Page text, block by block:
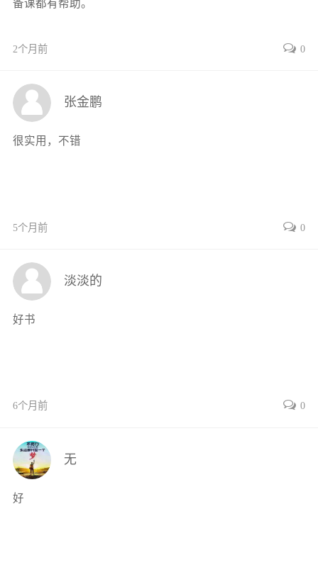
3.1 公共建筑运维管理的内容45
3.3 基于“BIM+”的公共建筑运维管理65
4.1 基于“BIM+”公共建筑运维管理系统的基础框架68
4.2 基于“BIM+”的公共建筑运维管理流程74
5.1 高校食堂运维管理的特征分析79
5.5 “BIM+”高校食堂运维管理的应用价值110
备课都有帮助。
2个月前 0
张金鹏
很实用，不错
5个月前 0
淡淡的
好书
6个月前 0
无
好